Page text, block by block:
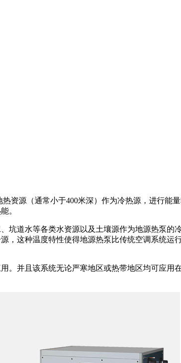
资源（通常小于400米深）作为冷热源，进行能
。
道水等各类水资源以及土壤源作为地源热泵的
这种温度特性使得地源热泵比传统空调系统运
并且该系统无论严寒地区或热带地区均可应用